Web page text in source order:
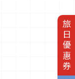
旅日優惠券